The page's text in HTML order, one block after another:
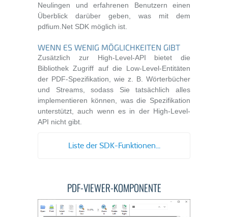
Neulingen und erfahrenen Benutzern einen
Überblick darüber geben, was mit dem
pdfium.Net SDK möglich ist.
WENN ES WENIG MÖGLICHKEITEN GIBT
Zusätzlich zur High-Level-API bietet die
Bibliothek Zugriff auf die Low-Level-Entitäten
der PDF-Spezifikation, wie z. B. Wörterbücher
und Streams, sodass Sie tatsächlich alles
implementieren können, was die Spezifikation
unterstützt, auch wenn es in der High-Level-
API nicht gibt.
Liste der SDK-Funktionen...
PDF-VIEWER-KOMPONENTE